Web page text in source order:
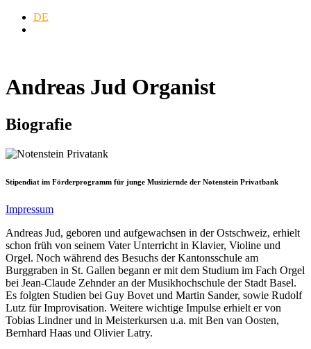
DE
Andreas Jud Organist
Biografie
Stipendiat im Förderprogramm für junge Musiziernde der Notenstein Privatbank
Impressum
Andreas Jud, geboren und aufgewachsen in der Ostschweiz, erhielt
schon früh von seinem Vater Unterricht in Klavier, Violine und
Orgel. Noch während des Besuchs der Kantonsschule am
Burggraben in St. Gallen begann er mit dem Studium im Fach Orgel
bei Jean-Claude Zehnder an der Musikhochschule der Stadt Basel.
Es folgten Studien bei Guy Bovet und Martin Sander, sowie Rudolf
Lutz für Improvisation. Weitere wichtige Impulse erhielt er von
Tobias Lindner und in Meisterkursen u.a. mit Ben van Oosten,
Bernhard Haas und Olivier Latry.